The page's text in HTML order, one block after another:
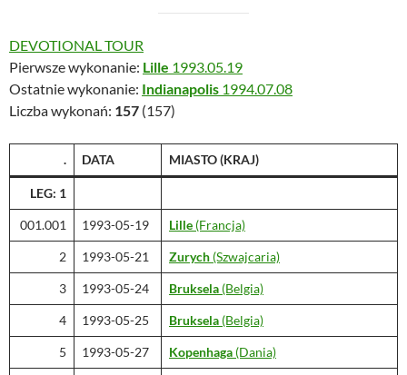
DEVOTIONAL TOUR
Pierwsze wykonanie: Lille 1993.05.19
Ostatnie wykonanie: Indianapolis 1994.07.08
Liczba wykonań: 157 (157)
. DATA MIASTO (KRAJ)
LEG: 1
001.001 1993-05-19 Lille (Francja)
2 1993-05-21 Zurych (Szwajcaria)
3 1993-05-24 Bruksela (Belgia)
4 1993-05-25 Bruksela (Belgia)
5 1993-05-27 Kopenhaga (Dania)